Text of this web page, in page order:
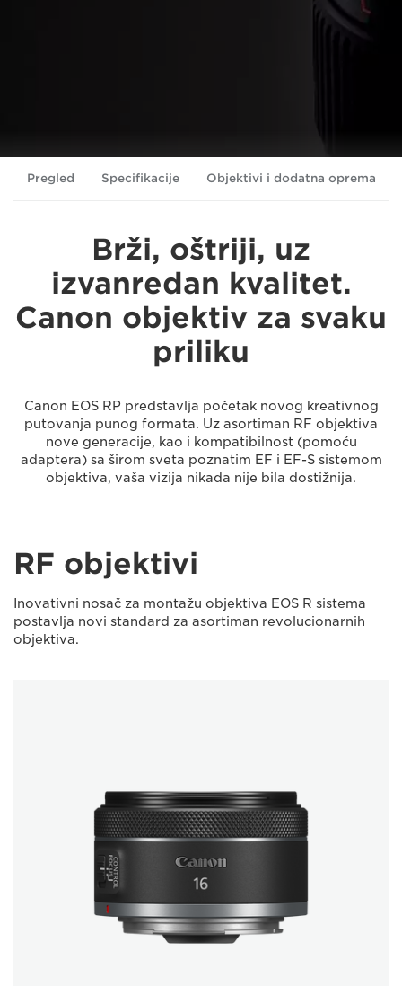
Pregled Specifikacije Objektivi i dodatna oprema
Brži, oštriji, uz
izvanredan kvalitet.
Canon objektiv za svaku
priliku
Canon EOS RP predstavlja početak novog kreativnog
putovanja punog formata. Uz asortiman RF objektiva
nove generacije, kao i kompatibilnost (pomoću
adaptera) sa širom sveta poznatim EF i EF-S sistemom
objektiva, vaša vizija nikada nije bila dostižnija.
RF objektivi
Inovativni nosač za montažu objektiva EOS R sistema
postavlja novi standard za asortiman revolucionarnih
objektiva.